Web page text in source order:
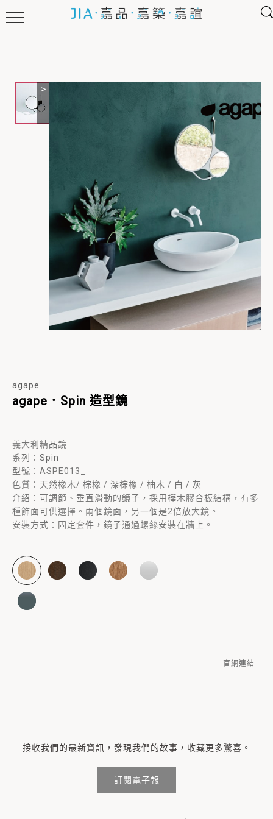
agape
agape．Spin 造型鏡
義大利精品鏡
系列： Spin
型號：ASPE013_
色質： 天然橡木/ 棕橡 / 深棕橡 / 柚木 / 白 / 灰
介紹： 可調節、垂直滑動的鏡子，採用樺木膠合板結構，有多
種飾面可供選擇。兩個鏡面，另一個是2倍放大鏡。
安裝方式： 固定套件，鏡子通過螺絲安裝在牆上。
官網連結
接收我們的最新資訊，發現我們的故事，收藏更多驚喜。
訂閱電子報